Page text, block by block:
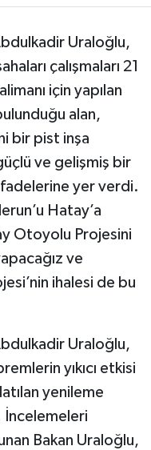
Uraloğlu,
çalışmaları 21
için yapılan
alan,
bir pist inşa
ve gelişmiş bir
yer verdi.
Hatay’a
Otoyolu Projesini
ve
ihalesi de bu
Uraloğlu,
yıkıcı etkisi
yenileme
İncelemeleri
Bakan Uraloğlu,